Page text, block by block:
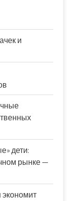
и
дети:
рынке —
экономит